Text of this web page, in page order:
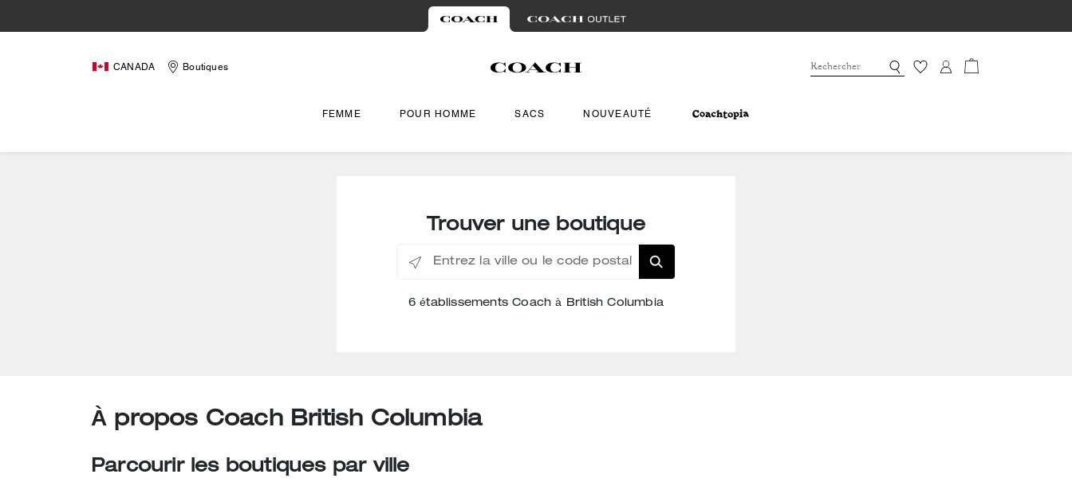
CANADA Boutiques
FEMME POUR HOMME SACS NOUVEAUTÉ
Trouver une boutique
Entrez la ville ou le code postal
6 établissements Coach à British Columbia
À propos Coach British Columbia
Parcourir les boutiques par ville